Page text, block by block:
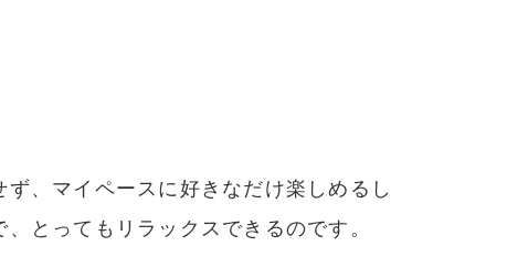
ず、マイペースに好きなだけ楽しめるし
、とってもリラックスできるのです。